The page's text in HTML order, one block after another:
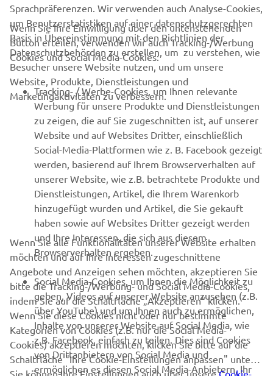
Alles Gold, was glänzt.
YAMALUBE®
Entdecke unser Sortiment an hochwertigen Ölen,
Schmiermitteln und Pflegeprodukten für deine Yamaha.
ENTDECKEN
RACING NEWS
GYTR®
BEKLEIDUNG
CORPORATE
NEWSLETTER
Erfahre als Erster von den neuesten Angeboten,
Sprachpräferenzen. Wir verwenden auch Analyse-Cookies,
um Benutzerstatistiken auf einer datenschutzgerechten
Basis in Übereinstimmung mit den Richtlinien der
Datenschutzbehörden zu erstellen, um zu verstehen, wie
Besucher unsere Website nutzen, und um unsere
Website, Produkte, Dienstleistungen und
Marketingaktivitäten zu verbessern.
Wenn Sie Ihre Einwilligung über den untenstehenden
Button erteilen, verwenden wir auch Tracking-/Werbung
Cookies und Social Media-Cookies:
Tracking- / Werbe-Cookies, um Ihnen relevante
Werbung für unsere Produkte und Dienstleistungen
zu zeigen, die auf Sie zugeschnitten ist, auf unserer
Website und auf Websites Dritter, einschließlich
Social-Media-Plattformen wie z. B. Facebook gezeigt
werden, basierend auf Ihrem Browserverhalten auf
unserer Website, wie z.B. betrachtete Produkte und
Dienstleistungen, Artikel, die Ihrem Warenkorb
hinzugefügt wurden und Artikel, die Sie gekauft
haben sowie auf Websites Dritter gezeigt werden
und Ihre Interessen, die sich aus diesem
Browserverhalten ergeben.
Social Media-Cookies, um Ihnen die Möglichkeit zu
geben, Videos auf unserer Website anzusehen (z.B.
über YouTube) und um Ihnen auch zu ermöglichen,
Inhalte von unserer Website auf Social Media, wie
z.B. Facebook, einfach zu teilen. Dies sind Cookies
von Drittanbietern von Social Media und
ermöglichen es diesen Social Media-Anbietern, Ihr
Wenn Sie alle Funktionalitäten unserer Website erhalten
möchten und auf Ihre Interessen zugeschnittene
Angebote und Anzeigen sehen möchten, akzeptieren Sie
bitte die Tracking-/Werbung- und Social Media-Cookies,
indem Sie auf die Schaltfläche „Akzeptieren“ klicken.
Wenn Sie diese Cookies nicht oder nur bestimmte
Kategorien von Cookies (z.B. nur die Social Media-
Cookies) akzeptieren möchten, klicken Sie bitte auf die
Schaltfläche "Ihre Cookie-Einstellungen anpassen" unten.
Sie können Ihre Einstellungen auch über unsereCookie-